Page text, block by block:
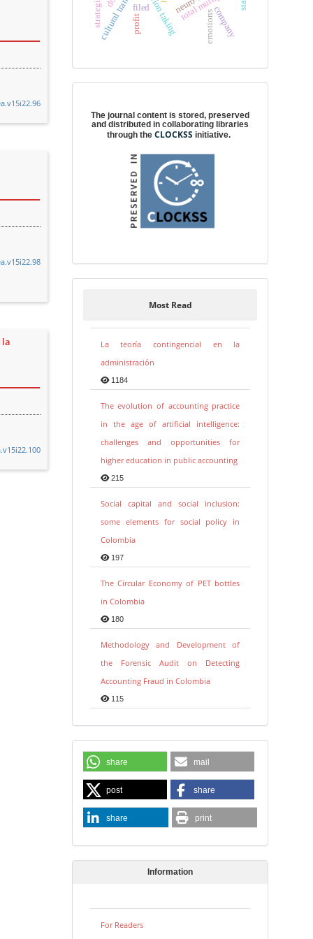
la
filed
profit company
emotions
The journal content is stored, preserved
and distributed in collaborating libraries
through theCLOCKSS initiative.
Most Read
La teoría contingencial en la
administración
1184
The evolution of accounting practice
in the age of artificial intelligence:
challenges and opportunities for
higher education in public accounting
215
Social capital and social inclusion:
some elements for social policy in
Colombia
197
The Circular Economy of PET bottles
in Colombia
180
Methodology and Development of
the Forensic Audit on Detecting
Accounting Fraud in Colombia
115
share mail
post share
share print
Information
For Readers